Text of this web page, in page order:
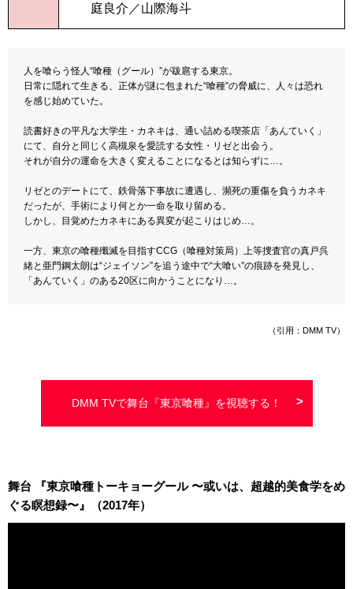
庭良介／山際海斗
人を喰らう怪人“喰種（グール）”が跋扈する東京。
日常に隠れて生きる、正体が謎に包まれた“喰種”の脅威に、人々は恐れ
を感じ始めていた。
読書好きの平凡な大学生・カネキは、通い詰める喫茶店「あんていく」
にて、自分と同じく高槻泉を愛読する女性・リゼと出会う。
それが自分の運命を大きく変えることになるとは知らずに…。
リゼとのデートにて、鉄骨落下事故に遭遇し、瀕死の重傷を負うカネキ
だったが、手術により何とか一命を取り留める。
しかし、目覚めたカネキにある異変が起こりはじめ…。
一方、東京の喰種殲滅を目指すCCG（喰種対策局）上等捜査官の真戸呉
緒と亜門鋼太朗は“ジェイソン”を追う途中で“大喰い”の痕跡を発見し、
「あんていく」 のある20区に向かうことになり…。
（引用：DMM TV）
DMM TVで舞台『東京喰種』を視聴する！
舞台 『東京喰種トーキョーグール 〜或いは、超越的美食学をめ
ぐる瞑想録〜』（2017年）